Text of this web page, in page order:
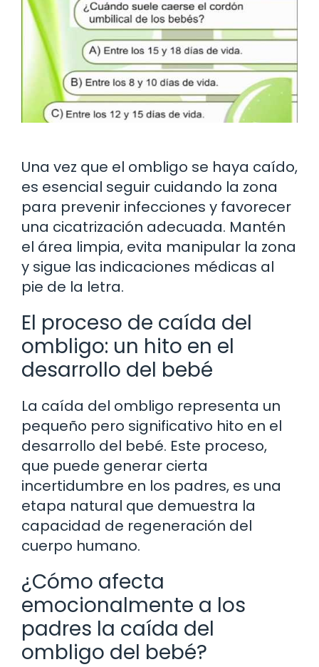
Una vez que el ombligo se haya caído,
es esencial seguir cuidando la zona
para prevenir infecciones y favorecer
una cicatrización adecuada. Mantén
el área limpia, evita manipular la zona
y sigue las indicaciones médicas al
pie de la letra.
El proceso de caída del
ombligo: un hito en el
desarrollo del bebé
La caída del ombligo representa un
pequeño pero significativo hito en el
desarrollo del bebé. Este proceso,
que puede generar cierta
incertidumbre en los padres, es una
etapa natural que demuestra la
capacidad de regeneración del
cuerpo humano.
¿Cómo afecta
emocionalmente a los
padres la caída del
ombligo del bebé?